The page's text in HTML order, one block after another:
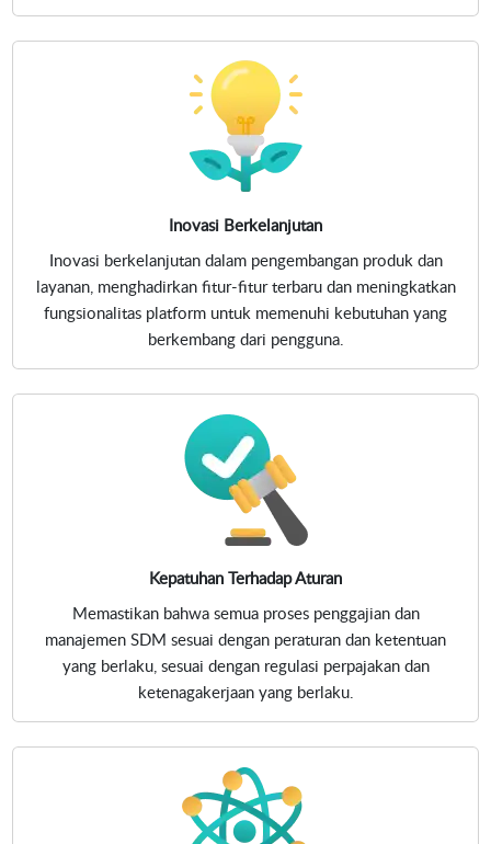
Inovasi Berkelanjutan
Inovasi berkelanjutan dalam pengembangan produk dan
layanan, menghadirkan fitur-fitur terbaru dan meningkatkan
fungsionalitas platform untuk memenuhi kebutuhan yang
berkembang dari pengguna.
Kepatuhan Terhadap Aturan
Memastikan bahwa semua proses penggajian dan
manajemen SDM sesuai dengan peraturan dan ketentuan
yang berlaku, sesuai dengan regulasi perpajakan dan
ketenagakerjaan yang berlaku.